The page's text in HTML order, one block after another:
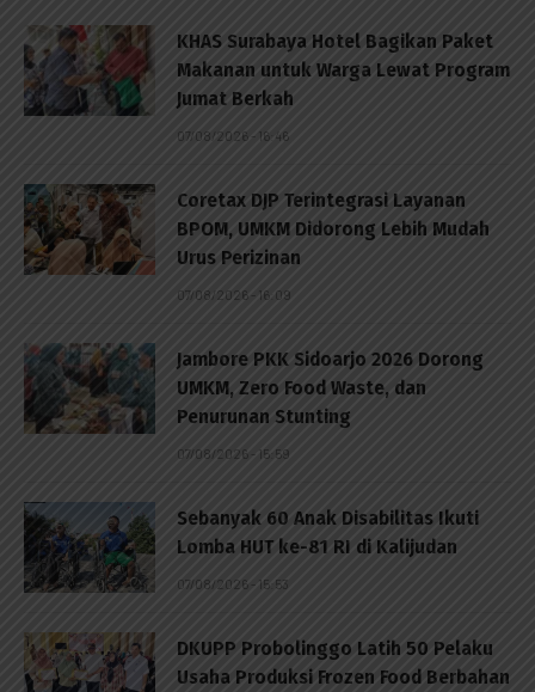
KHAS Surabaya Hotel Bagikan Paket
Makanan untuk Warga Lewat Program
Jumat Berkah
07/08/2026 - 16:46
Coretax DJP Terintegrasi Layanan
BPOM, UMKM Didorong Lebih Mudah
Urus Perizinan
07/08/2026 - 16:09
Jambore PKK Sidoarjo 2026 Dorong
UMKM, Zero Food Waste, dan
Penurunan Stunting
07/08/2026 - 15:59
Sebanyak 60 Anak Disabilitas Ikuti
Lomba HUT ke-81 RI di Kalijudan
07/08/2026 - 15:53
DKUPP Probolinggo Latih 50 Pelaku
Usaha Produksi Frozen Food Berbahan